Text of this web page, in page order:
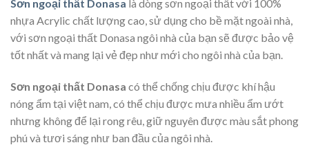
Sơn ngoại thất Donasa là dòng sơn ngoại thất với 100%
nhựa Acrylic chất lượng cao, sử dụng cho bề mặt ngoài nhà,
với sơn ngoại thất Donasa ngôi nhà của bạn sẽ được bảo vệ
tốt nhất và mang lại vẻ đẹp như mới cho ngôi nhà của bạn.
Sơn ngoại thất Donasa có thể chống chịu được khí hậu
nóng ẩm tại việt nam, có thể chịu được mưa nhiều ẩm ướt
nhưng không để lại rong rêu, giữ nguyên được màu sắt phong
phú và tươi sáng như ban đầu của ngôi nhà.